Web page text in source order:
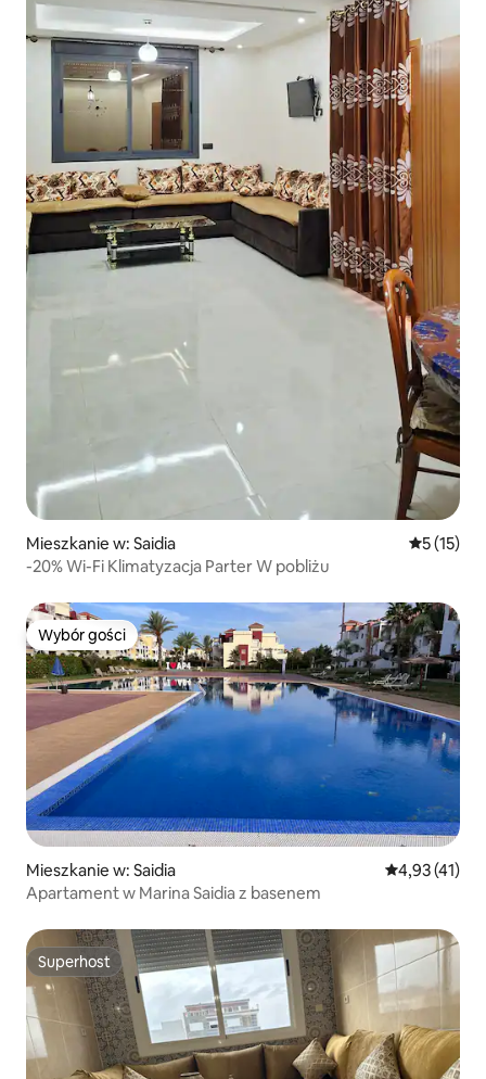
Mieszkanie w: Saidia Średnia
5 (15)
-20% Wi-Fi Klimatyzacja Parter W pobliżu
Wybór gości
Wybór gości
Mieszkanie w: Saidia Średnia
4,93 (41)
Apartament w Marina Saidia z basenem
Superhost
Superhost